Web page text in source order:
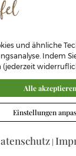
–
am
–
und ähnliche
Indem
(jederzeit
Alle akzeptieren
Einstellungen
|